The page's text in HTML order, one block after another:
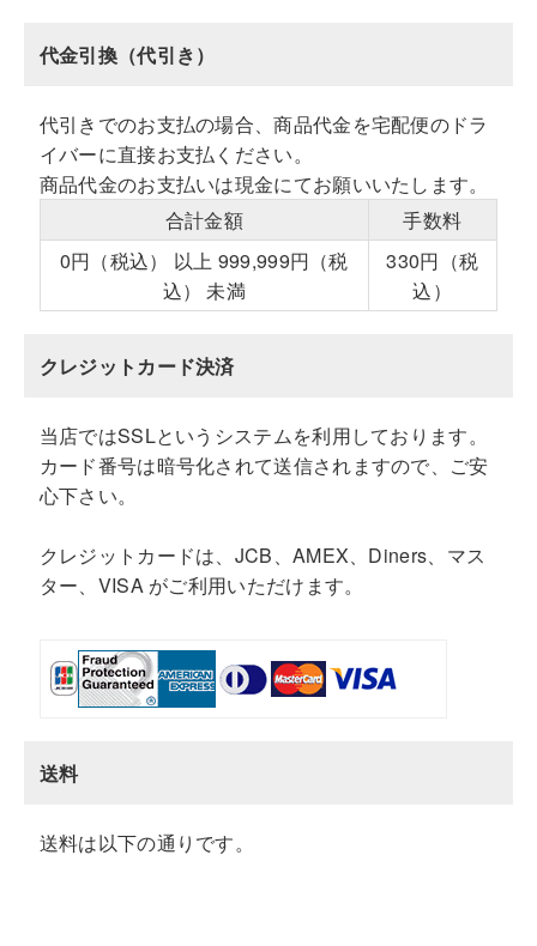
代金引換（代引き）
代引きでのお支払の場合、商品代金を宅配便のドラ
イバーに直接お支払ください。
商品代金のお支払いは現金にてお願いいたします。
合計金額
手数料
0円（税込） 以上 999,999円（税
込） 未満
330円（税
込）
クレジットカード決済
当店ではSSLというシステムを利用しております。
カード番号は暗号化されて送信されますので、ご安
心下さい。
クレジットカードは、JCB、AMEX、Diners、マス
ター、VISA がご利用いただけます。
送料
送料は以下の通りです。